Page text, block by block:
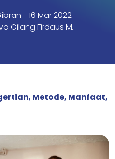
- 16 Mar 2022 -
Gilang Firdaus M.
Metode, Manfaat,